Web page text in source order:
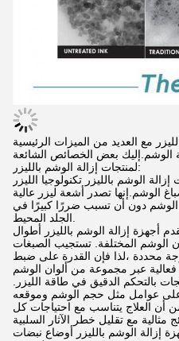
مع العديد من الميزات الرئيسية
الوشم.إليك بعض الخصائص الشائعة
لمنتجات إزالة الوشم بالليزر:
الوشم بالليزر تكنولوجيا الليزر
الوشم.إنها تصدر أشعة ليزر عالية
دون أن تسبب ضررًا كبيرًا في
أجهزة إزالة الوشم بالليزر أطوال
الوشم المختلفة. تستجيب الصبغات
محددة ،لذا فإن القدرة على ضبط
بالتحكم الدقيق في طاقة الليزر.
عوامل مثل حجم الوشم وموقعه
أن العلاج يتناسب مع احتياجات كل
إزالة الوشم بالليزر أوضاع نبضات